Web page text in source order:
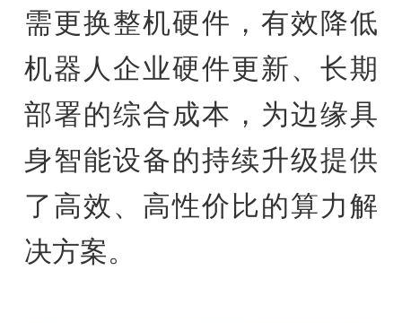
需更换整机硬件，有效降低
机器人企业硬件更新、长期
部署的综合成本，为边缘具
身智能设备的持续升级提供
了高效、高性价比的算力解
决方案。